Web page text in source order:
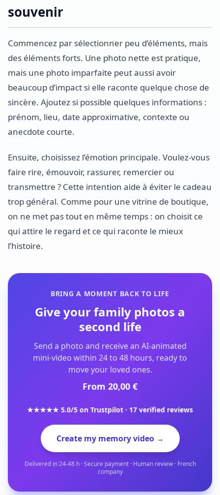
souvenir
Commencez par sélectionner peu d’éléments, mais
des éléments forts. Une photo nette est pratique,
mais une photo imparfaite peut aussi avoir
beaucoup d’impact si elle raconte quelque chose de
sincère. Ajoutez si possible quelques informations :
prénom, lieu, date approximative, contexte ou
anecdote courte.
Ensuite, choisissez l’émotion principale. Voulez-vous
faire rire, émouvoir, rassurer, remercier ou
transmettre ? Cette intention aide à éviter le cadeau
trop général. Comme pour une vitrine de boutique,
on ne met pas tout en même temps : on choisit ce
qui attire le regard et ce qui raconte le mieux
l’histoire.
BRING A MOMENT BACK TO LIFE
Give your family photos a
second life
Send a photo and receive an AI-animated
mini-video within 24 to 48 hours, ready to
move your loved ones.
From 20,00 €
★★★★★ 5.0/5 on Trustpilot · 17 verified reviews
Create my memory video →
Delivered in 24-48 h · Secure payment · Human review · French
company